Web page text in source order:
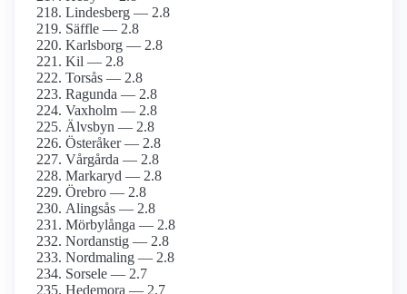
Lindesberg — 2.8
Säffle — 2.8
Karlsborg — 2.8
Kil — 2.8
Torsås — 2.8
Ragunda — 2.8
Vaxholm — 2.8
Älvsbyn — 2.8
Österåker — 2.8
Vårgårda — 2.8
Markaryd — 2.8
Örebro — 2.8
Alingsås — 2.8
Mörbylånga — 2.8
Nordanstig — 2.8
Nordmaling — 2.8
Sorsele — 2.7
Hedemora — 2.7